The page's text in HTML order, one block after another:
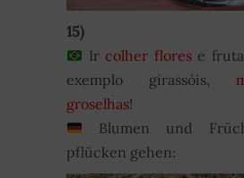
15)
Ir colher florese
exemplo girassóis,
groselhas!
Blumen und
pflücken gehen: